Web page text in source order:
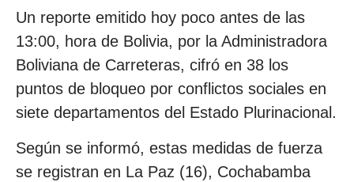
Un reporte emitido hoy poco antes de las
13:00, hora de Bolivia, por la Administradora
Boliviana de Carreteras, cifró en 38 los
puntos de bloqueo por conflictos sociales en
siete departamentos del Estado Plurinacional.
Según se informó, estas medidas de fuerza
se registran en La Paz (16), Cochabamba